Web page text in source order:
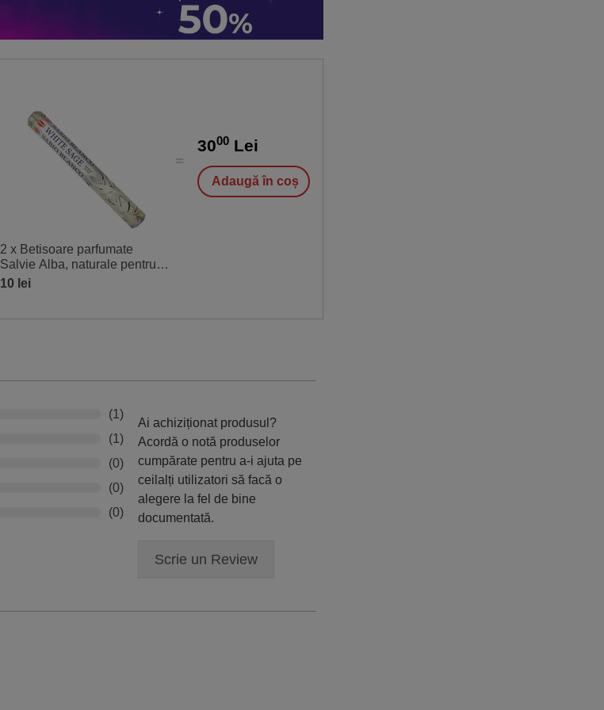
2 x Betisoare parfumate
Salvie Alba, naturale pentru
purificarea spatiilor, gama
10 lei
3000 Lei
Adaugă în coș
(1)
(1)
(0)
(0)
(0)
Ai achiziționat produsul?
Acordă o notă produselor
cumpărate pentru a-i ajuta pe
ceilalți utilizatori să facă o
alegere la fel de bine
documentată.
Scrie un Review